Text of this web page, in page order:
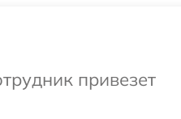
привезет